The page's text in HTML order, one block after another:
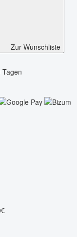
Zur Wunschliste